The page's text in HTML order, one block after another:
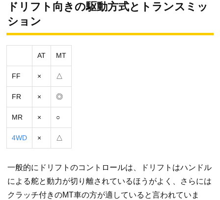
ドリフト向きの駆動方式とトランスミッ
ション
AT MT
FF × △
FR × ◎
MR × ○
4WD × △
一般的にドリフトのコントロールは、ドリフトはハンドル
による舵と動力が切り離されているほうがよく、さらには
クラッチ付きのMT車の方が適していると言われていま